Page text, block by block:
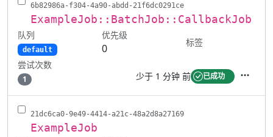
6b82986a-f304-4a90-abdd-21f6dc0291ce
ExampleJob::BatchJob::CallbackJob
队列
default
优先级
0
标签
尝试次数
1 少于 1 分钟 前 已成功
21dc6ca0-9e49-4414-a21c-48a2d8a27169
ExampleJob